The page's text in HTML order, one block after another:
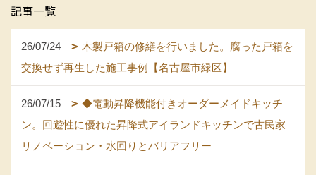
記事一覧
26/07/24
木製戸箱の修繕を行いました。腐った戸箱を
交換せず再生した施工事例【名古屋市緑区】
26/07/15
◆電動昇降機能付きオーダーメイドキッチ
ン。回遊性に優れた昇降式アイランドキッチンで古民家
リノベーション・水回りとバリアフリー